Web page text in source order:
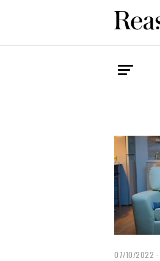
07/10/2022